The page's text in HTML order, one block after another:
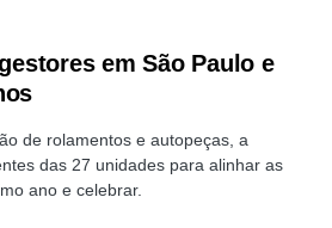
em São Paulo e
de rolamentos e autopeças, a
das 27 unidades para alinhar as
ano e celebrar.